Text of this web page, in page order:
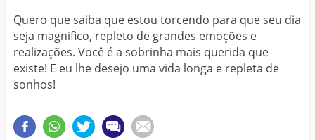
Quero que saiba que estou torcendo para que seu dia
seja magnifico, repleto de grandes emoções e
realizações. Você é a sobrinha mais querida que
existe! E eu lhe desejo uma vida longa e repleta de
sonhos!